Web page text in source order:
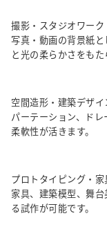
撮影・スタジオワーク
写真・動画の背景紙
と光の柔らかさをもた
空間造形・建築デザ
パーテーション、ド
柔軟性が活きます。
プロトタイピング・
家具、建築模型、舞
る試作が可能です。